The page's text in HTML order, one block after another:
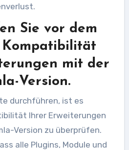
Sie vor dem
mit der
Version.
durchführen, ist es
Ihrer Erweiterungen
Version zu überprüfen.
alle Plugins, Module und